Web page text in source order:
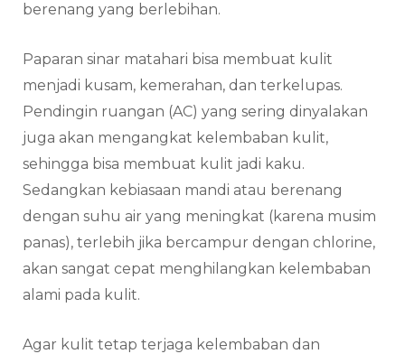
berenang yang berlebihan.
Paparan sinar matahari bisa membuat kulit
menjadi kusam, kemerahan, dan terkelupas.
Pendingin ruangan (AC) yang sering dinyalakan
juga akan mengangkat kelembaban kulit,
sehingga bisa membuat kulit jadi kaku.
Sedangkan kebiasaan mandi atau berenang
dengan suhu air yang meningkat (karena musim
panas), terlebih jika bercampur dengan chlorine,
akan sangat cepat menghilangkan kelembaban
alami pada kulit.
Agar kulit tetap terjaga kelembaban dan